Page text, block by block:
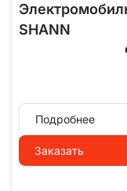
SHANN
Подробнее
Заказать